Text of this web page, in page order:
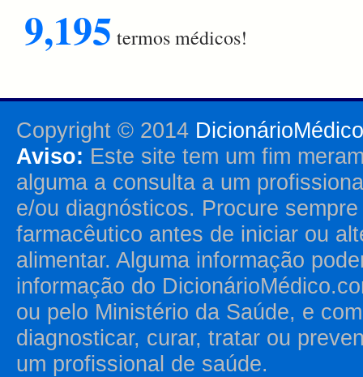
9,195 termos médicos!
Copyright © 2014
Aviso: Este site tem um fim
alguma a consulta a um
e/ou diagnósticos. Procure
farmacêutico antes de iniciar ou
alimentar. Alguma informação
informação do
ou pelo Ministério da Saúde, e
diagnosticar, curar, tratar ou
um profissional de saúde.